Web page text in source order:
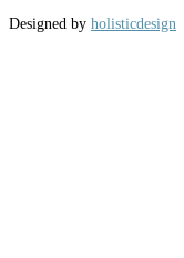
Designed by holisticdesign